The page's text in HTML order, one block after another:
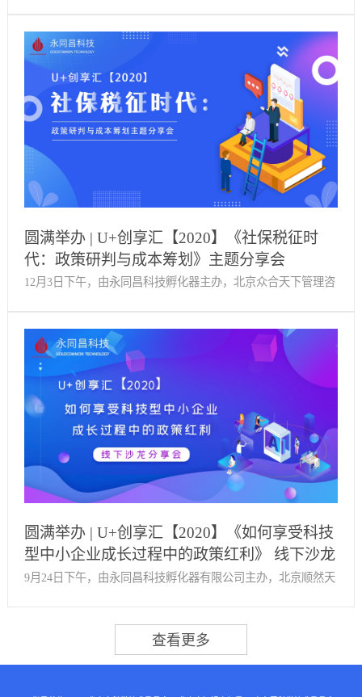
同时也建立了合作方与企业间长效沟通的联络机制，形成良好
的互动交流，帮助各企业坚定发展的信心，加强科技创新，加
速科技成果转化。今后，永同昌科技孵化团队将充分整合科技
创新资源，丰富科技服务体系，多举办类似活动，帮助企业高
效长远发展。
政策培训会》在西国贸·科技孵化广场多功能厅圆满举办。（活
动主图）北京京联铭辉科技有限公司副总经理孙思维作为授课
导师出席本次培训会，会上邀请到了近十家企业代表参加。下
午两点，培训会正式始。创业服务部经理李少鹏主持本次活
动。（主持人李少鹏）培训内容 （导师孙思维）会上，孙思维
老师与大家着重分享了高新企业认定评审程序、申报条件、政
策优惠项目等。以及研发费用税前加计扣除、中关村小微企业
研发费用补贴、文化企业“房租通”等项目的支持对象、范围、
讲解结束后，各企业相关负责人积极向老师提出问题，与老师
交流探讨，受益良多。本次培训会的圆满举办旨在帮助企业更
加全面的了解各项政策，协助企业针对政策细则进行查漏补
昌科技孵化团队将充分整合创新创业资源，为园区企业搭建合
作平台，优化扶持企业开展自主创新，促进园区企业高效长远
圆满举办 | U+创享汇【2020】《社保税征时
代：政策研判与成本筹划》主题分享会
12月3日下午，由永同昌科技孵化器主办，北京众合天下管理咨
题分享会在西国贸·科技孵化广场4018室圆满举办。51社保首席
专家庚鑫、研究中心资深顾问洪广岫作为专家导师出席本次分
享会，会上邀请到了十余家企业代表参加。下午2点，分享会正
式开始。创业服务部经理李少鹏主持本次活动。会上，庚鑫老
师针对社保税征政策为大家分享了改革前景、发展趋势、企业
影响及应对措施等。将理论与实例相结合，详细讲解了中小企
业社保合规筹划与成本优化结合新思路，深入浅出的为到场企
业代表解答财税问题。随后洪广岫老师为大家讲解了残障人士
代表认真记录课程内容，与老师积极互动，交流融洽。分享会
持续两个小时，满满的干货使得参会人员受益匪浅。同时感谢
51社保的专家导师以及参与本次分享会的企业代表希望大家都
策之下，企业经营不能只追求降低用工成本，还要兼顾用工的
合法合规。通过此次分享会的举办，帮助园区中小企业及时深
圆满举办 | U+创享汇【2020】《如何享受科技
型中小企业成长过程中的政策红利》 线下沙龙
分享会
9月24日下午，由永同昌科技孵化器有限公司主办，北京顺然天
的政策红利》 线下沙龙分享会在西国贸·科技孵化广场4018室圆
满举办。北京顺然天成咨询有限公司技术总监、创业导师鲍雷